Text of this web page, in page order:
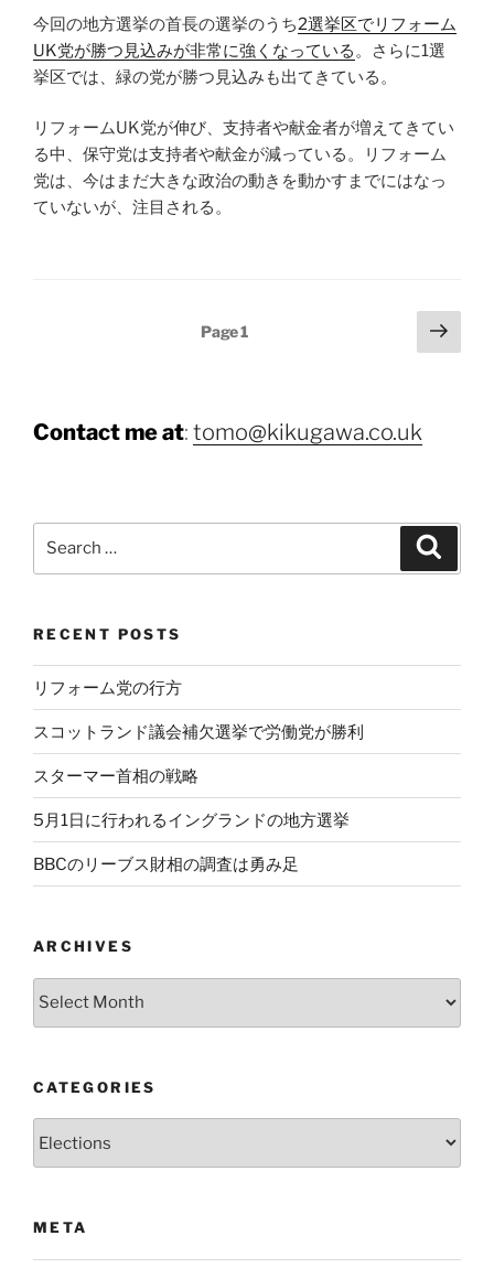
今回の地方選挙の首長の選挙のうち2選挙区でリフォーム
UK党が勝つ見込みが非常に強くなっている 。さらに1選
挙区では、緑の党が勝つ見込みも出てきている。
リフォームUK党が伸び、支持者や献金者が増えてきてい
る中、保守党は支持者や献金が減っている。リフォーム
党は、今はまだ大きな政治の動きを動かすまでにはなっ
ていないが、注目される。
Page1
Next
page
Contact me at: tomo@kikugawa.co.uk
RECENT POSTS
リフォーム党の行方
スコットランド議会補欠選挙で労働党が勝利
スターマー首相の戦略
5月1日に行われるイングランドの地方選挙
BBCのリーブス財相の調査は勇み足
ARCHIVES
CATEGORIES
META